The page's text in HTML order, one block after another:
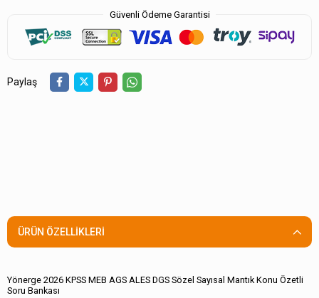
Güvenli Ödeme Garantisi
Paylaş
ÜRÜN ÖZELLIKLERI
Yönerge 2026 KPSS MEB AGS ALES DGS Sözel Sayısal Mantık Konu Özetli
Soru Bankası